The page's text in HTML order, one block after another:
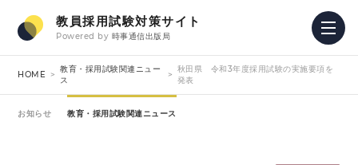
教員採用試験対策サイト
Powered by 時事通信出版局
HOME
教育・採用試験関連ニュー
ス
秋田県 令和3年度採用試験の実施要項を
発表
お知らせ 教育・採用試験関連ニュース